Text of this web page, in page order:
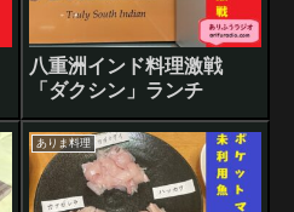
八重洲インド料理激戦
「ダクシン」ランチ
ありま料理